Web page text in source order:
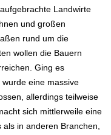
Landwirte
und großen
rund um die
wollen die Bauern
Ging es
wurde eine massive
allerdings teilweise
sich mittlerweile eine
in anderen Branchen,